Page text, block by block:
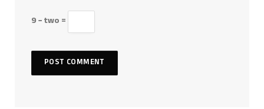
9 − two =